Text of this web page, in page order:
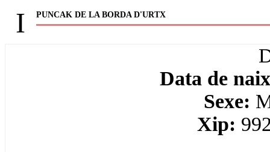
I PUNCAK DE LA BORDA D'URTX
Data de
Sexe:
Xip: